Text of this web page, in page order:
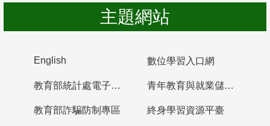
主題網站
English 數位學習入口網
教育部統計處電子書櫃 青年教育與就業儲蓄帳戶
教育部詐騙防制專區 終身學習資源平臺